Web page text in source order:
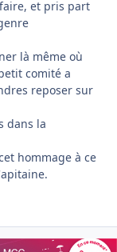
et pris part
là même où
comité a
reposer sur
dans la
hommage à ce